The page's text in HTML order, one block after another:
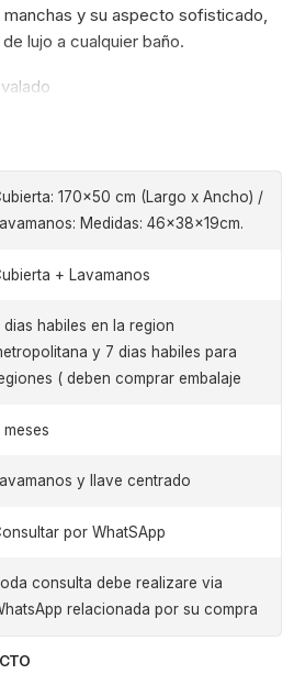
y su aspecto sofisticado,
lujo a cualquier baño.
170x50 cm (Largo x Ancho) /
Medidas: 46x38x19cm.
+ Lavamanos
dias habiles en la region
y 7 dias habiles para
( deben comprar embalaje
meses
y llave centrado
por WhatSApp
consulta debe realizare via
relacionada por su compra